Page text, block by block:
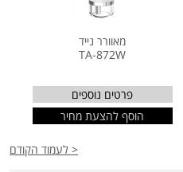
מאוורר נייד
TA-872W
פרטים נוספים
הוסף להצעת מחיר
< לעמוד הקודם